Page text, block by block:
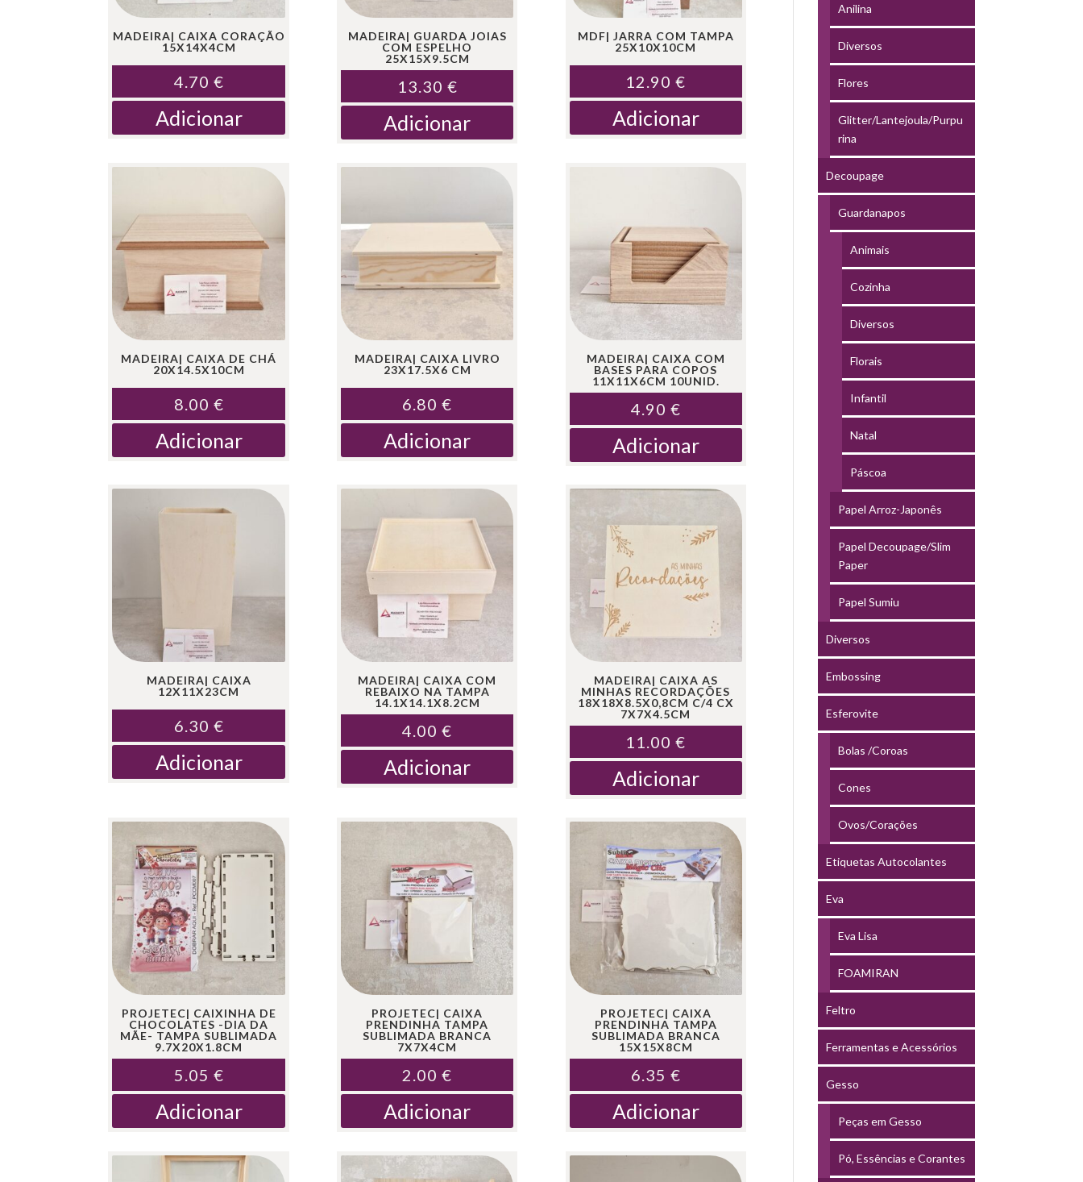
MADEIRA| CAIXA CORAÇÃO
15X14X4CM
4.70 €
Adicionar
MADEIRA| GUARDA JOIAS
COM ESPELHO
25X15X9.5CM
13.30 €
Adicionar
MDF| JARRA COM TAMPA
25X10X10CM
12.90€
Adicionar
MADEIRA| CAIXA DE CHÁ
20X14.5X10CM
8.00 €
Adicionar
MADEIRA| CAIXA LIVRO
23X17.5X6 CM
6.80€
Adicionar
MADEIRA| CAIXA COM
BASES PARA COPOS
11X11X6CM 10UNID.
4.90 €
Adicionar
MADEIRA| CAIXA
12X11X23CM
6.30 €
Adicionar
MADEIRA| CAIXA COM
REBAIXO NA TAMPA
14.1X14.1X8.2CM
4.00€
Adicionar
MADEIRA| CAIXA AS
MINHAS RECORDAÇÕES
18X18X8.5X0,8CM C/4 CX
7X7X4.5CM
11.00€
Adicionar
PROJETEC| CAIXINHA DE
CHOCOLATES -DIA DA
MÃE- TAMPA SUBLIMADA
9.7X20X1.8CM
5.05 €
Adicionar
PROJETEC| CAIXA
PRENDINHA TAMPA
SUBLIMADA BRANCA
7X7X4CM
2.00€
Adicionar
PROJETEC| CAIXA
PRENDINHA TAMPA
SUBLIMADA BRANCA
15X15X8CM
6.35 €
Adicionar
Anilina
Diversos
Flores
Glitter/Lantejoula/Purpu
rina
Decoupage
Guardanapos
Animais
Cozinha
Diversos
Florais
Infantil
Natal
Páscoa
Papel Arroz-Japonês
Papel Decoupage/Slim
Paper
Papel Sumiu
Diversos
Embossing
Esferovite
Bolas /Coroas
Cones
Ovos/Corações
Etiquetas Autocolantes
Eva
Eva Lisa
FOAMIRAN
Feltro
Ferramentas e Acessórios
Gesso
Peças em Gesso
Pó, Essências e Corantes